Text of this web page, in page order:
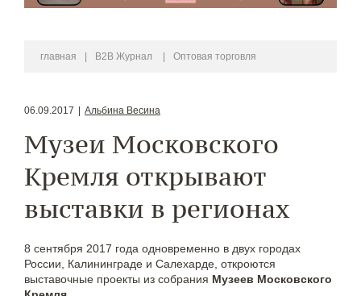
главная B2B Журнал Оптовая торговля
06.09.2017 Альбина Весина
Музеи Московского
Кремля открывают
выставки в регионах
8 сентября 2017 года одновременно в двух городах
России, Калининграде и Салехарде, откроются
выставочные проекты из собрания Музеев Московского